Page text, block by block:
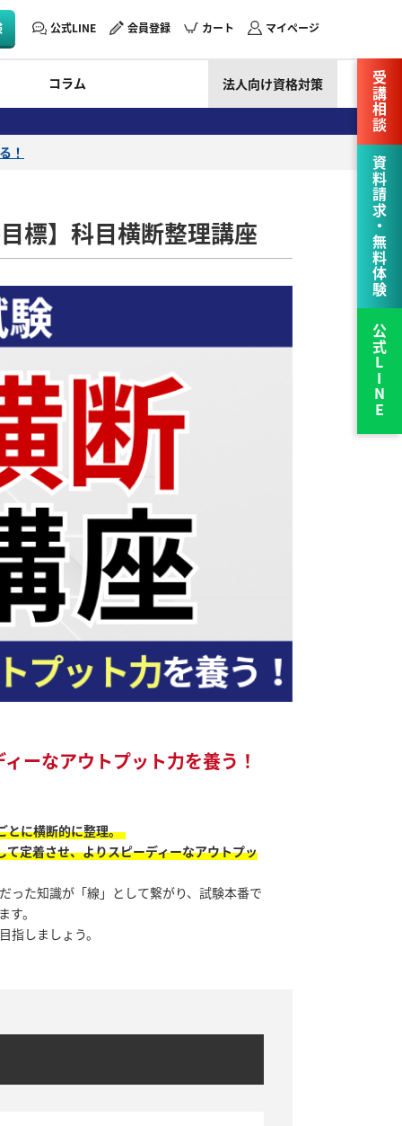
公式LINE 会員登録 カート マイページ
コラム 法人向け資格対策
！
標】科目横断整理講座
ーなアウトプット力を養う！
とに横断的に整理。
定着させ、よりスピーディーなアウトプッ
った知識が「線」として繋がり、試験本番で
。
しましょう。
受講相談
資料請求・無料体験
公式LINE